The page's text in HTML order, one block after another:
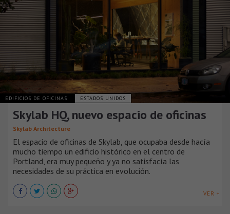
EDIFICIOS DE OFICINAS ESTADOS UNIDOS
Skylab HQ, nuevo espacio de oficinas
Skylab Architecture
El espacio de oficinas de Skylab, que ocupaba desde hacía
mucho tiempo un edificio histórico en el centro de
Portland, era muy pequeño y ya no satisfacía las
necesidades de su práctica en evolución.
VER +